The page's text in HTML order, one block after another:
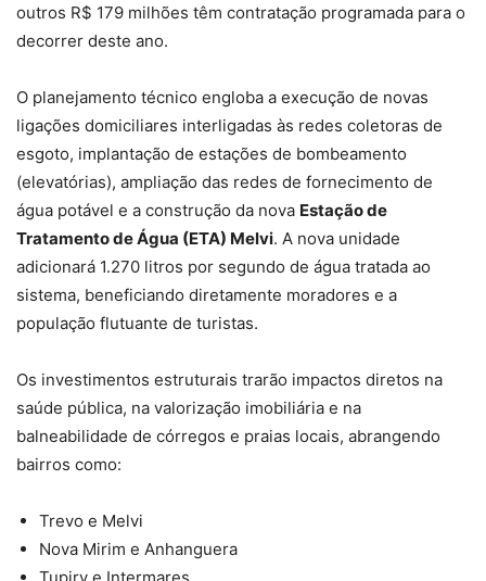
outros R$ 179 milhões têm contratação programada para o
decorrer deste ano.
O planejamento técnico engloba a execução de novas
ligações domiciliares interligadas às redes coletoras de
esgoto, implantação de estações de bombeamento
(elevatórias), ampliação das redes de fornecimento de
água potável e a construção da nova Estação de
Tratamento de Água (ETA) Melvi. A nova unidade
adicionará 1.270 litros por segundo de água tratada ao
sistema, beneficiando diretamente moradores e a
população flutuante de turistas.
Os investimentos estruturais trarão impactos diretos na
saúde pública, na valorização imobiliária e na
balneabilidade de córregos e praias locais, abrangendo
bairros como:
Trevo e Melvi
Nova Mirim e Anhanguera
Tupiry e Intermares